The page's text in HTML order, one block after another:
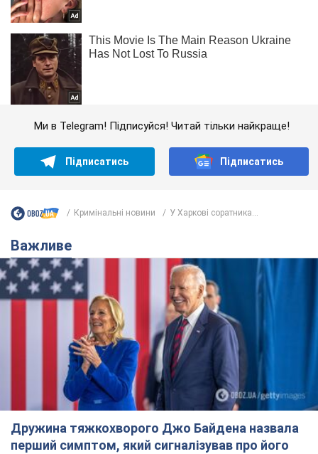
Ми в Telegram! Підписуйся! Читай тільки найкраще!
Підписатись Підписатись
Кримінальні новини У Харкові соратника...
Важливе
Дружина тяжкохворого Джо Байдена назвала
перший симптом, який сигналізував про його